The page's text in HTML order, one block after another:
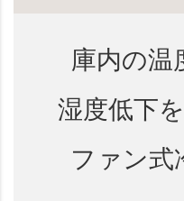
庫内の温
湿度低下
ファン式